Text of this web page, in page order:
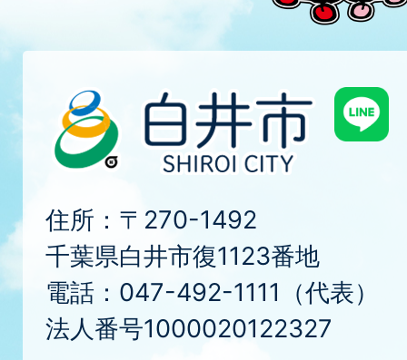
住所：〒270-1492
千葉県白井市復1123番地
電話：047-492-1111（代表）
法人番号1000020122327